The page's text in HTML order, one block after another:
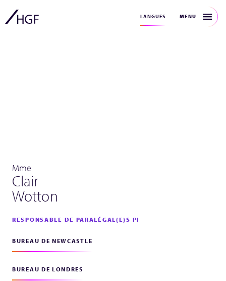
LANGUES MENU
Mme
Clair
Wotton
RESPONSABLE DE PARALÉGAL(E)S PI
BUREAU DE NEWCASTLE
BUREAU DE LONDRES